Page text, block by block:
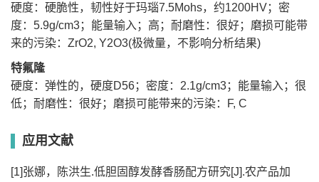
硬度：硬脆性，韧性好于玛瑙7.5Mohs，约1200HV； 密
度：5.9g/cm3；能量输入；高；耐磨性：很好；磨损可能带
来的污染：ZrO2, Y2O3(极微量，不影响分析结果)
特氟隆
硬度：弹性的，硬度D56； 密度：2.1g/cm3；能量输入；很
低；耐磨性：很好；磨损可能带来的污染：F, C
应用文献
[1]张娜，陈洪生.低胆固醇发酵香肠配方研究[J].农产品加